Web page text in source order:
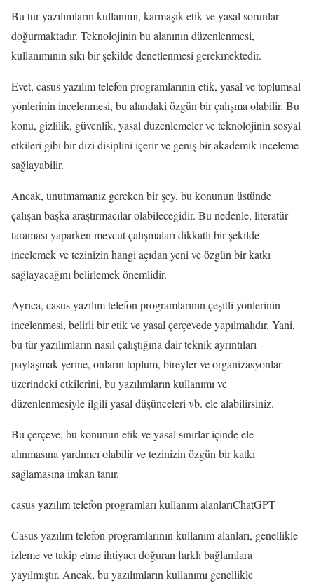
Bu tür yazılımların kullanımı, karmaşık etik ve yasal sorunlar
doğurmaktadır. Teknolojinin bu alanının düzenlenmesi,
kullanımının sıkı bir şekilde denetlenmesi gerekmektedir.
Evet, casus yazılım telefon programlarının etik, yasal ve toplumsal
yönlerinin incelenmesi, bu alandaki özgün bir çalışma olabilir. Bu
konu, gizlilik, güvenlik, yasal düzenlemeler ve teknolojinin sosyal
etkileri gibi bir dizi disiplini içerir ve geniş bir akademik inceleme
sağlayabilir.
Ancak, unutmamanız gereken bir şey, bu konunun üstünde
çalışan başka araştırmacılar olabileceğidir. Bu nedenle, literatür
taraması yaparken mevcut çalışmaları dikkatli bir şekilde
incelemek ve tezinizin hangi açıdan yeni ve özgün bir katkı
sağlayacağını belirlemek önemlidir.
Ayrıca, casus yazılım telefon programlarının çeşitli yönlerinin
incelenmesi, belirli bir etik ve yasal çerçevede yapılmalıdır. Yani,
bu tür yazılımların nasıl çalıştığına dair teknik ayrıntıları
paylaşmak yerine, onların toplum, bireyler ve organizasyonlar
üzerindeki etkilerini, bu yazılımların kullanımı ve
düzenlenmesiyle ilgili yasal düşünceleri vb. ele alabilirsiniz.
Bu çerçeve, bu konunun etik ve yasal sınırlar içinde ele
alınmasına yardımcı olabilir ve tezinizin özgün bir katkı
sağlamasına imkan tanır.
casus yazılım telefon programları kullanım alanlarıChatGPT
Casus yazılım telefon programlarının kullanım alanları, genellikle
izleme ve takip etme ihtiyacı doğuran farklı bağlamlara
yayılmıştır. Ancak, bu yazılımların kullanımı genellikle